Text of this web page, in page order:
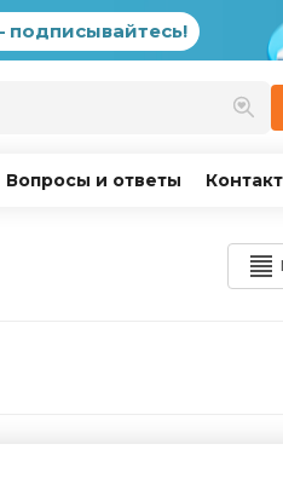
подписывайтесь!
Вопросы и ответы